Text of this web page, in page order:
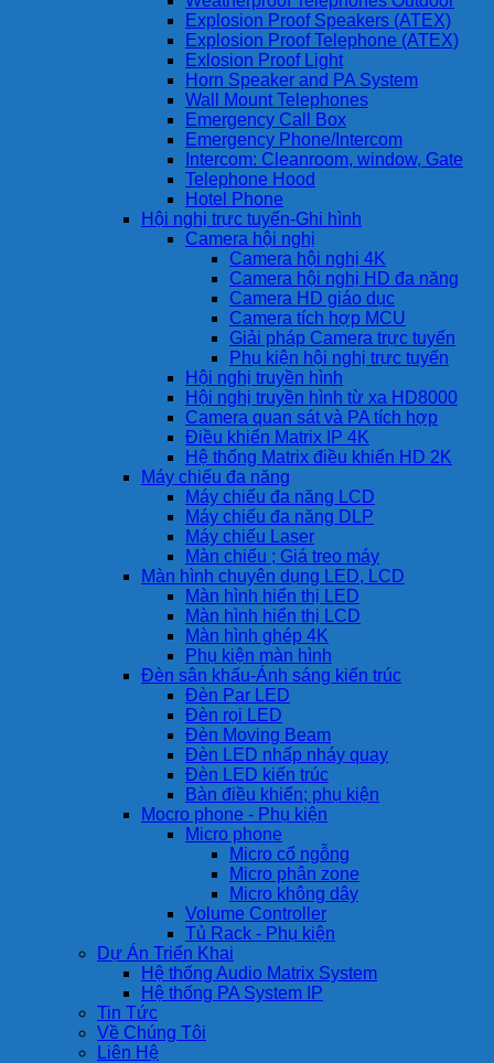
Explosion Proof Speakers (ATEX)
Explosion Proof Telephone (ATEX)
Exlosion Proof Light
Horn Speaker and PA System
Wall Mount Telephones
Emergency Call Box
Emergency Phone/Intercom
Intercom: Cleanroom, window, Gate
Telephone Hood
Hotel Phone
Hội nghị trực tuyến-Ghi hình
Camera hội nghị
Camera hội nghị 4K
Camera hội nghị HD đa năng
Camera HD giáo dục
Camera tích hợp MCU
Giải pháp Camera trực tuyến
Phụ kiện hội nghị trực tuyến
Hội nghị truyền hình
Hội nghị truyền hình từ xa HD8000
Camera quan sát và PA tích hợp
Điều khiển Matrix IP 4K
Hệ thống Matrix điều khiển HD 2K
Máy chiếu đa năng
Máy chiếu đa năng LCD
Máy chiếu đa năng DLP
Máy chiếu Laser
Màn chiếu ; Giá treo máy
Màn hình chuyên dụng LED, LCD
Màn hình hiển thị LED
Màn hình hiển thị LCD
Màn hình ghép 4K
Phụ kiện màn hình
Đèn sân khấu-Ánh sáng kiến trúc
Đèn Par LED
Đèn rọi LED
Đèn Moving Beam
Đèn LED nhấp nháy quay
Đèn LED kiến trúc
Bàn điều khiển; phụ kiện
Mocro phone - Phụ kiện
Micro phone
Micro cổ ngỗng
Micro phân zone
Micro không dây
Volume Controller
Tủ Rack - Phụ kiện
Dự Án Triển Khai
Hệ thống Audio Matrix System
Hệ thống PA System IP
Tin Tức
Về Chúng Tôi
Liên Hệ